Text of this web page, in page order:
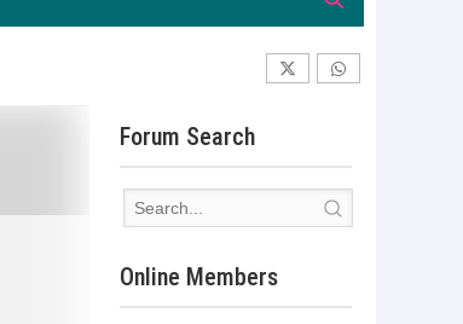
Forum Search
Online Members